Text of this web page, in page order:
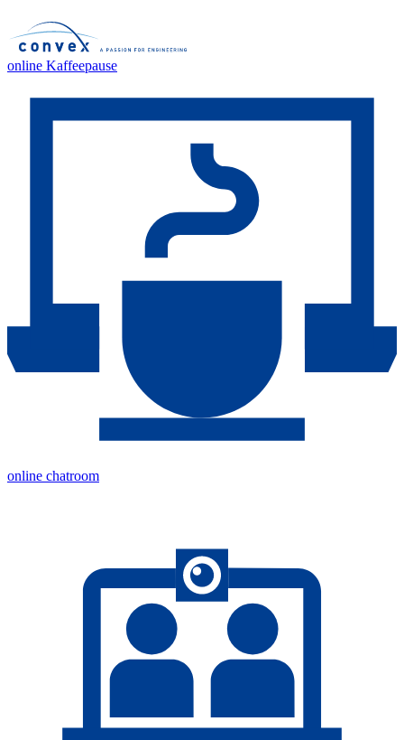
online Kaffeepause
online chatroom